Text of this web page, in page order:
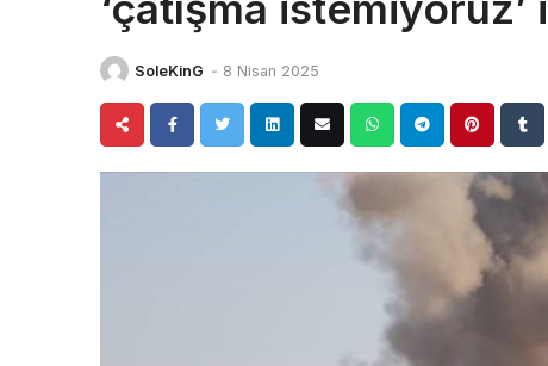
SoleKinG - 8 Nisan 2025